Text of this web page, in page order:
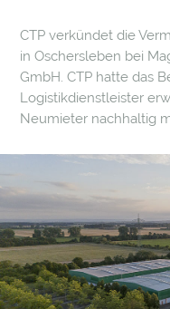
CTP verkündet die
in Oschersleben bei
GmbH. CTP hatte das
Logistikdienstleister
Neumieter nachhaltig